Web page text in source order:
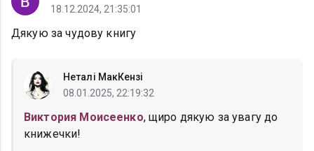
18.12.2024, 21:35:01
Дякую за чудову книгу
Неталі МакКензі
08.01.2025, 22:19:32
Виктория Моисеенко, щиро дякую за увагу до
книжечки!